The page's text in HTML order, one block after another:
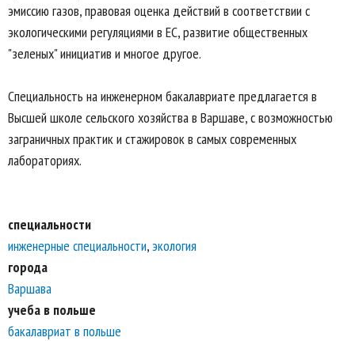
эмиссию газов, правовая оценка действий в соответствии с
экологическими регуляциями в ЕС, развитие общественных
"зеленых" инициатив и многое другое.
Специальность на инженерном бакалавриате предлагается в
Высшей школе сельского хозяйства в Варшаве, с возможностью
заграничных практик и стажировок в самых современных
лабораториях.
специальности
инженерные специальности,экология
города
Варшава
учеба в польше
бакалавриат в польше